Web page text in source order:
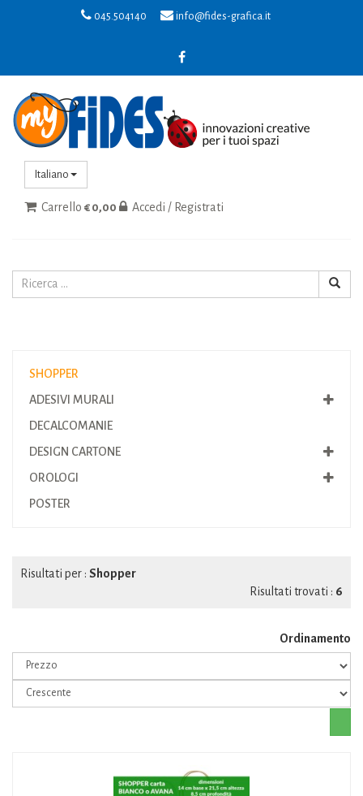
045.504140 info@fides-grafica.it
Italiano
Carrello € 0,00 Accedi / Registrati
Toggle
SHOPPER
ADESIVI MURALI
DECALCOMANIE
DESIGN CARTONE
OROLOGI
POSTER
Risultati per : Shopper
Risultati trovati : 6
Ordinamento